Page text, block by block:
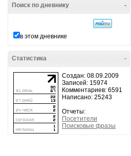
-
Поиск по дневнику
в этом дневнике
-
Статистика
Создан: 08.09.2009
Записей: 15974
Комментариев: 6591
Написано: 25243
Отчеты:
Посетители
Поисковые фразы